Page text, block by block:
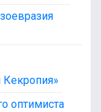
оптимиста